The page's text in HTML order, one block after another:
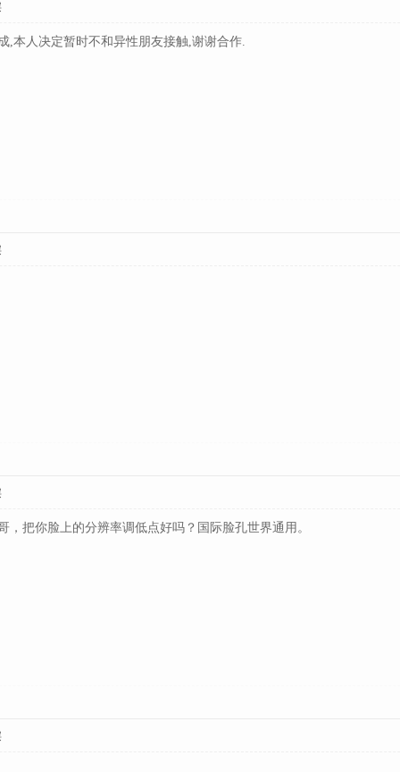
,本人决定暂时不和异性朋友接触,谢谢合作.
把你脸上的分辨率调低点好吗？国际脸孔世界通用。